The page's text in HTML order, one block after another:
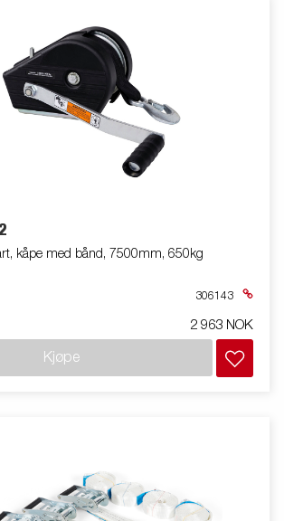
kåpe med bånd, 7500mm, 650kg
306143
2 963 NOK
Kjøpe